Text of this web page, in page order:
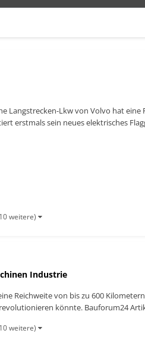
Langstrecken-Lkw von Volvo hat
erstmals sein neues elektrisches
weitere)
Industrie
Reichweite von bis zu 600
könnte. Bauforum24
weitere)